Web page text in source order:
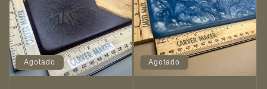
Agotado Agotado